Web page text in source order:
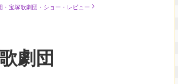
・宝塚歌劇団・ショー・レビュー
劇団